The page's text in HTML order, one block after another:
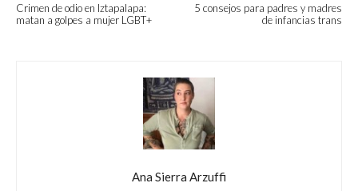
Crimen de odio en Iztapalapa:
matan a golpes a mujer LGBT+
5 consejos para padres y madres
de infancias trans
Ana Sierra Arzuffi